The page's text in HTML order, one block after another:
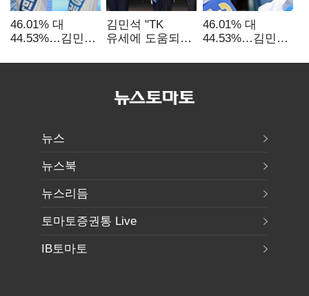
46.01% 대
44.53%…김민석·
'초박빙'(종합
김민석 "TK
유세에 도움되는
"벌써 대표된 양
46.01% 대
44.53%…김민석·
'초박빙'(종합)
뉴스
뉴스북
뉴스리듬
토마토증권통 Live
IB토마토